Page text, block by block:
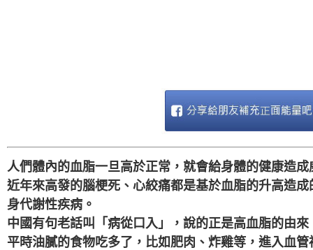
人們體內的血脂一旦高於正常，就會給身體的健康造成
近年來高發的腦梗死、心絞痛都是基於血脂的升高造
身代謝性疾病。
中國有句老話叫「病從口入」，說的正是高血脂的由
平時油膩的食物吃多了，比如肥肉、炸雞等，進入血